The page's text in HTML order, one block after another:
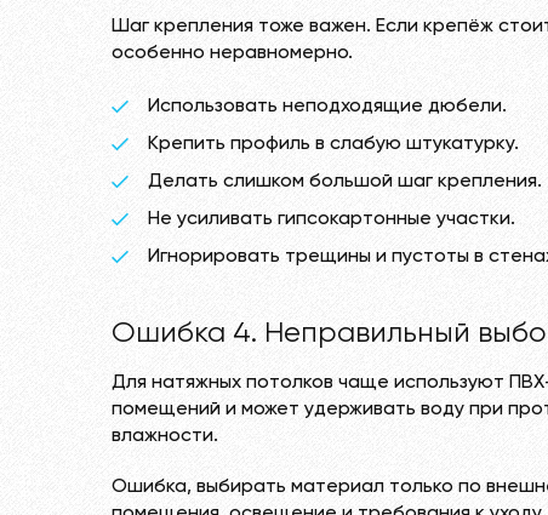
Шаг крепления тоже важен. Если крепёж
особенно неравномерно.
Использовать неподходящие дюбели.
Крепить профиль в слабую штукатурку.
Делать слишком большой шаг крепления.
Не усиливать гипсокартонные участки.
Игнорировать трещины и пустоты в
Ошибка 4. Неправильный
Для натяжных потолков чаще используют
помещений и может удерживать воду при
влажности.
Ошибка, выбирать материал только по